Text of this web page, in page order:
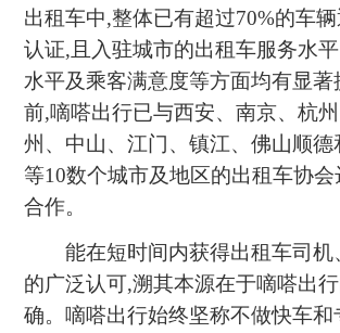
出租车中,整体已有超过70%的车
认证,且入驻城市的出租车服务水
水平及乘客满意度等方面均有显著
前,嘀嗒出行已与西安、南京、杭
州、中山、江门、镇江、佛山顺德
等10数个城市及地区的出租车协
合作。
能在短时间内获得出租车司机
的广泛认可,溯其本源在于嘀嗒出
确。嘀嗒出行始终坚称不做快车和